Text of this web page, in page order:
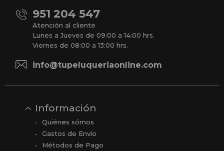
951 204 547
Atención al cliente
Lunes a Jueves de 09:00 a 14:00 hrs.
Viernes de 08:00 a 13:00 hrs.
info@tupeluqueriaonline.com
Información
Quiénes sómos
Gastos de Envío
Métodos de Pago